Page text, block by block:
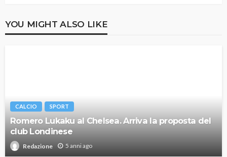
YOU MIGHT ALSO LIKE
CALCIO SPORT
Romero Lukaku al Chelsea. Arriva la proposta del
club Londinese
Redazione 5 anni ago